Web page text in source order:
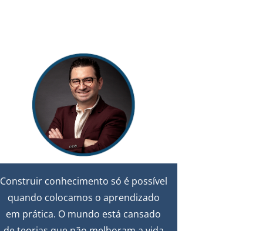
Construir conhecimento só é possível
quando colocamos o aprendizado
em prática. O mundo está cansado